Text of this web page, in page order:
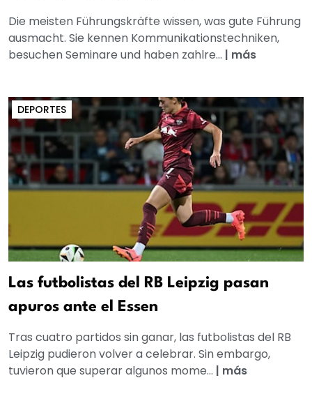
Die meisten Führungskräfte wissen, was gute Führung
ausmacht. Sie kennen Kommunikationstechniken,
besuchen Seminare und haben zahlre... | más
DEPORTES
Las futbolistas del RB Leipzig pasan
apuros ante el Essen
Tras cuatro partidos sin ganar, las futbolistas del RB
Leipzig pudieron volver a celebrar. Sin embargo,
tuvieron que superar algunos mome... | más